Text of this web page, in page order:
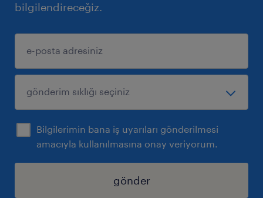
bilgilendireceğiz.
Bilgilerimin bana iş uyarıları gönderilmesi
amacıyla kullanılmasına onay veriyorum.
gönder